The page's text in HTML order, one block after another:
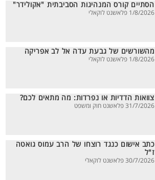
הסתיים קורס המנהיגות הסביבתית "אקולידר"
1/8/2026 פלאשנט לוקאלי
מהשורשים של גבעת עדה אל לב אפריקה
1/8/2026 פלאשנט לוקאלי
צוואות הדדיות או נפרדות: מה מתאים לכם?
31/7/2026 פלאשנט חוק ומשפט
כתב אישום כנגד רוצחו של הרב עמוס גואטה
ז"ל
30/7/2026 פלאשנט לוקאלי